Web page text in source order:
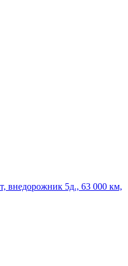
внедорожник 5д., 63 000 км,